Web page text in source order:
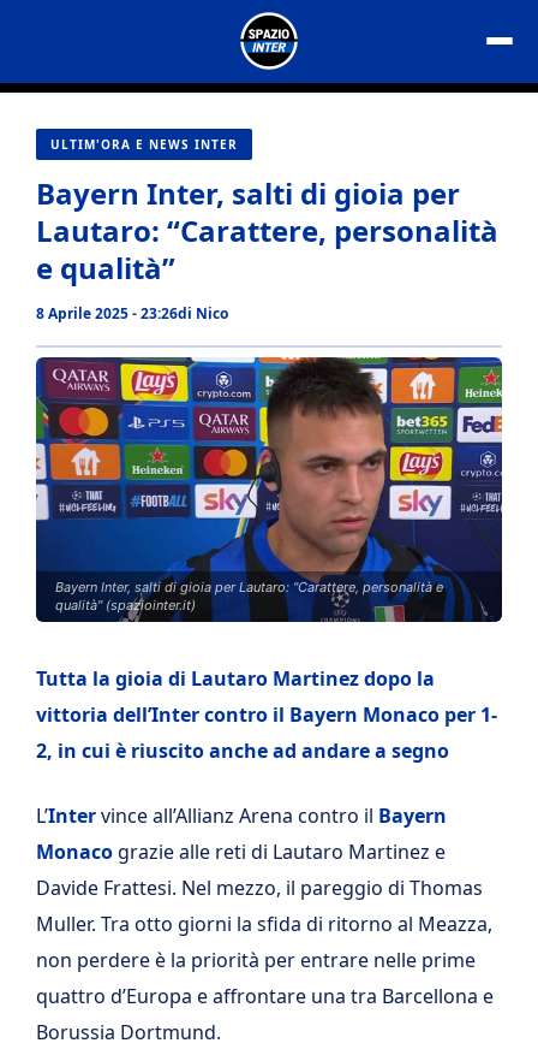
contenuto
ULTIM'ORA E NEWS INTER
Bayern Inter, salti di gioia per
Lautaro: “Carattere, personalità
e qualità”
8 Aprile 2025 - 23:26di Nico
Bayern Inter, salti di gioia per Lautaro: "Carattere, personalità e
qualità" (spaziointer.it)
Tutta la gioia di Lautaro Martinez dopo la
vittoria dell’Inter contro il Bayern Monaco per 1-
2, in cui è riuscito anche ad andare a segno
L’Intervince all’Allianz Arena contro il Bayern
Monaco grazie alle reti di Lautaro Martinez e
Davide Frattesi. Nel mezzo, il pareggio di Thomas
Muller. Tra otto giorni la sfida di ritorno al Meazza,
non perdere è la priorità per entrare nelle prime
quattro d’Europa e affrontare una tra Barcellona e
Borussia Dortmund.